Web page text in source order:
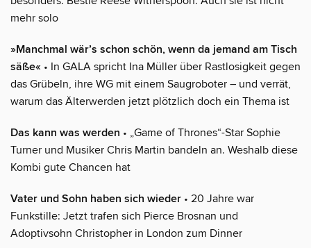
mehr solo
»Manchmal wär’s schon schön, wenn da jemand am Tisch
säße« • In GALA spricht Ina Müller über Rastlosigkeit gegen
das Grübeln, ihre WG mit einem Saugroboter – und verrät,
warum das Älterwerden jetzt plötzlich doch ein Thema ist
Das kann was werden • „Game of Thrones“-Star Sophie
Turner und Musiker Chris Martin bandeln an. Weshalb diese
Kombi gute Chancen hat
Vater und Sohn haben sich wieder • 20 Jahre war
Funkstille: Jetzt trafen sich Pierce Brosnan und
Adoptivsohn Christopher in London zum Dinner